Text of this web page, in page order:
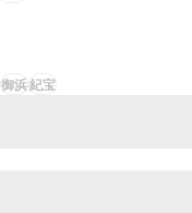
御浜紀宝